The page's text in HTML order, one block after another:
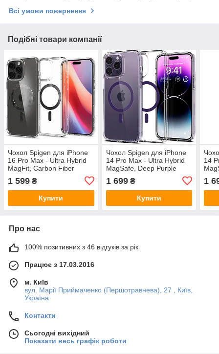
Всі умови повернення
Подібні товари компанії
Чохол Spigen для iPhone
16 Pro Max - Ultra Hybrid
MagFit, Carbon Fiber
1 599 ₴
Купити
Чохол Spigen для iPhone
14 Pro Max - Ultra Hybrid
MagSafe, Deep Purple
1 699₴
Купити
14
1
Про нас
100% позитивних з 46 відгуків за рік
Працює з 17.03.2016
м. Київ
вул. Марії Приймаченко (Першотравнева), 27 , Київ,
Україна
Контакти
Сьогодні вихідний
Показати весь графік роботи